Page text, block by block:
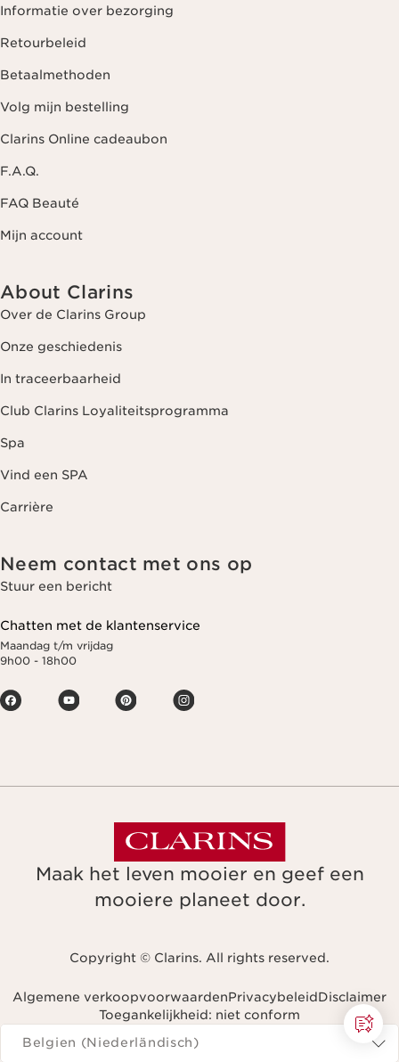
Informatie over bezorging
Retourbeleid
Betaalmethoden
Volg mijn bestelling
Clarins Online cadeaubon
F.A.Q.
FAQ Beauté
Mijn account
About Clarins
Over de Clarins Group
Onze geschiedenis
In traceerbaarheid
Club Clarins Loyaliteitsprogramma
Spa
Vind een SPA
Carrière
Neem contact met ons op
Stuur een bericht
Chatten met de klantenservice
Maandag t/m vrijdag
9h00 - 18h00
Maak het leven mooier en geef een
mooiere planeet door.
Copyright © Clarins. All rights reserved.
Algemene verkoopvoorwaardenPrivacybeleidDisclaimer
Toegankelijkheid: niet conform
Navigeren naar
Belgien (Niederländisch)